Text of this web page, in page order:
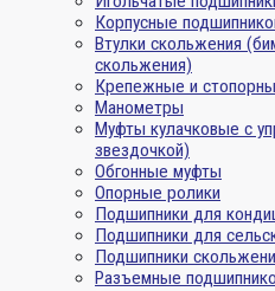
Корпусные
Втулки скольжения
скольжения)
Крепежные и
Манометры
Муфты кулачковые с
звездочкой)
Обгонные муфты
Опорные ролики
Подшипники для
Подшипники для
Подшипники
Разъемные